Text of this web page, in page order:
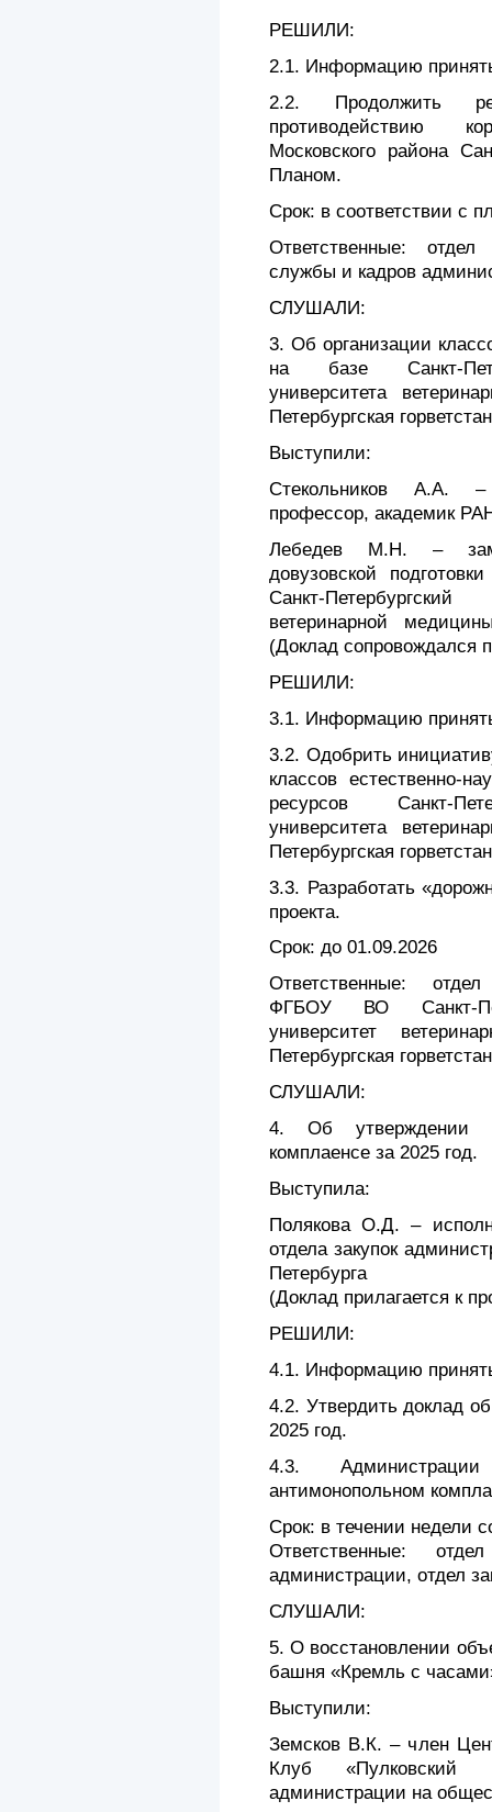
РЕШИЛИ:
2.1. Информацию
2.2. Продолжить
противодействию
Московского района
Планом.
Срок: в соответствии с
Ответственные:
службы и кадров
СЛУШАЛИ:
3. Об организации
на базе Санкт-
университета
Петербургская
Выступили:
Стекольников А.А. –
профессор, академик
Лебедев М.Н. –
довузовской
Санкт-Петербургский
ветеринарной
(Доклад сопровождался
РЕШИЛИ:
3.1. Информацию
3.2. Одобрить
классов естественно-
ресурсов Санкт-
университета
Петербургская
3.3. Разработать
проекта.
Срок: до 01.09.2026
Ответственные:
ФГБОУ ВО Санкт-
университет
Петербургская
СЛУШАЛИ:
4. Об утверждении
комплаенсе за 2025 год.
Выступила:
Полякова О.Д. –
отдела закупок
Петербурга
(Доклад прилагается к
РЕШИЛИ:
4.1. Информацию
4.2. Утвердить доклад
2025 год.
4.3.
антимонопольном
Срок: в течении недели
Ответственные:
администрации, отдел
СЛУШАЛИ:
5. О восстановлении
башня «Кремль с
Выступили:
Земсков В.К. – член
Клуб «Пулковский
администрации на